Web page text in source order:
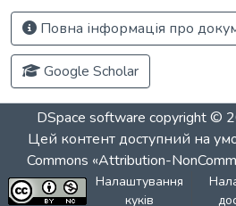
Повна інформація про
Google Scholar
DSpace software copyright ©
Цей контент доступний на
Commons «Attribution-
Налаштування
куків